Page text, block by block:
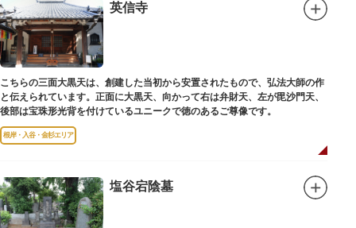
英信寺
こちらの三面大黒天は、創建した当初から安置されたもので、弘法大師の作
と伝えられています。正面に大黒天、向かって右は弁財天、左が毘沙門天、
後部は宝珠形光背を付けているユニークで徳のあるご尊像です。
根岸・入谷・金杉エリア
塩谷宕陰墓